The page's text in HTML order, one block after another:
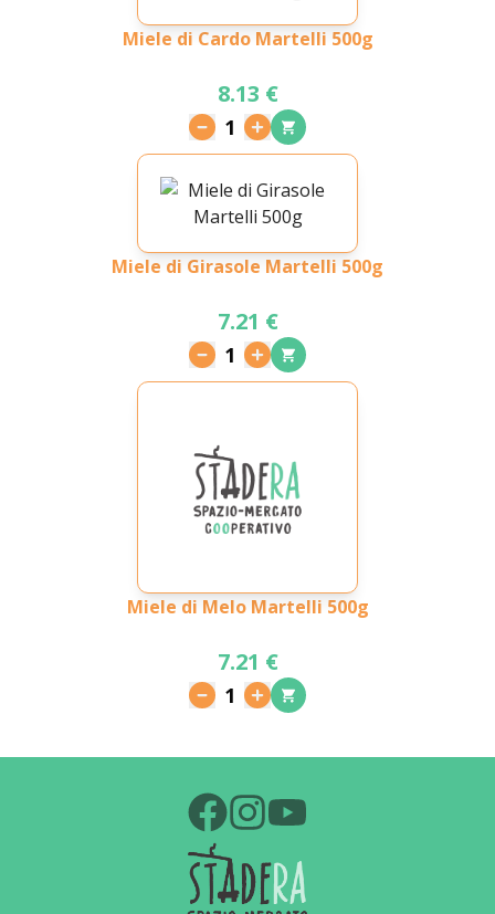
Miele di Cardo Martelli 500g
8.13 €
1
Miele di Girasole Martelli 500g
7.21 €
1
Miele di Melo Martelli 500g
7.21 €
1